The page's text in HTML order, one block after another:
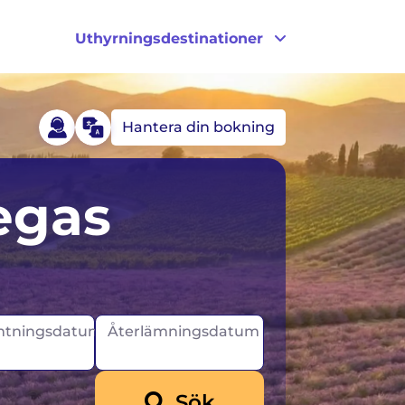
Uthyrningsdestinationer
Hantera din bokning
Återlämningsdatum